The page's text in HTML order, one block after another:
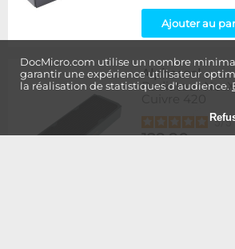
DocMicro.com utilise un nombre
garantir une expérience utilisateur
la réalisation de statistiques d'audience.
Ajouter au
Alphacool-
Radiateur
5/5
129,90